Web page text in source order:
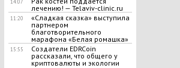
14:07
лечению! — Telaviv-clinic.ru
11:20
«Сладкая сказка» выступила
партнером
благотворительного
марафона «Белая ромашка»
15:55
Создатели EDRCoin
рассказали, что общего у
криптовалюты и экологии